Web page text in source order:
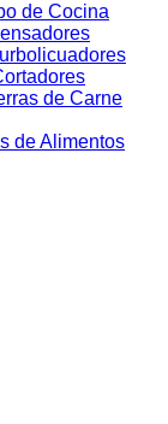
de Cocina
de Carne
de Alimentos